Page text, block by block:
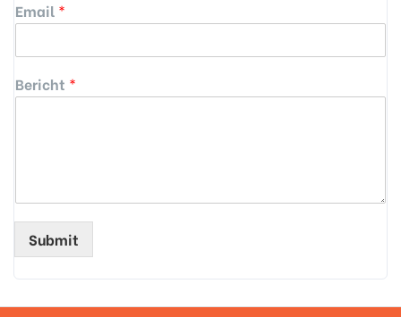
Email *
Bericht *
Submit